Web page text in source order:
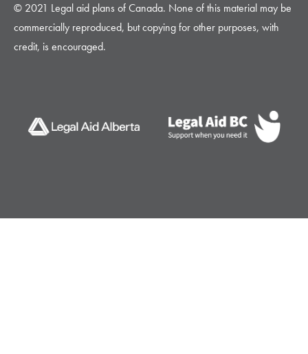
© 2021 Legal aid plans of Canada. None of this material may be
commercially reproduced, but copying for other purposes, with
credit, is encouraged.